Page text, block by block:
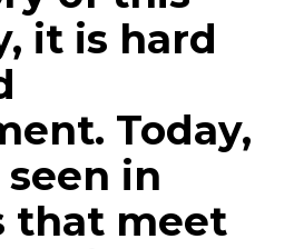
it is hard
Today,
in
that meet